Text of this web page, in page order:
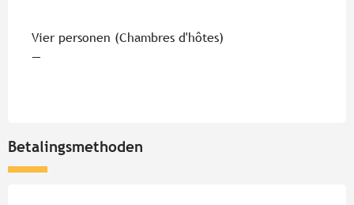
Vier personen (Chambres d'hôtes)
—
Betalingsmethoden